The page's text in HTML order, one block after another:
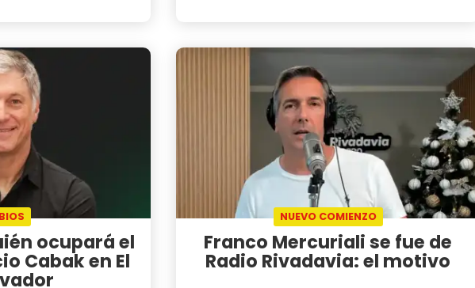
ocupará el
Cabak en El
NUEVO COMIENZO
Franco Mercuriali se fue de
Radio Rivadavia: el motivo